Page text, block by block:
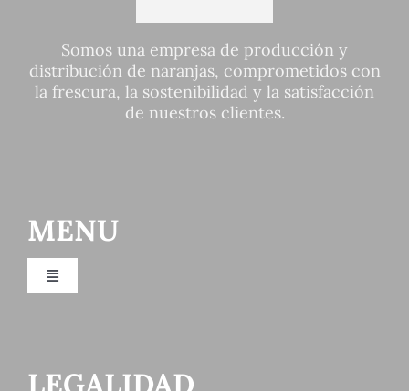
Somos una empresa de producción y
distribución de naranjas, comprometidos con
la frescura, la sostenibilidad y la satisfacción
de nuestros clientes.
MENU
Toggle
Empresa